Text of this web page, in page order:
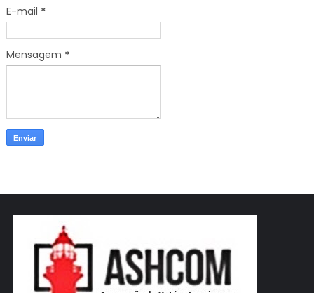
E-mail *
Mensagem *